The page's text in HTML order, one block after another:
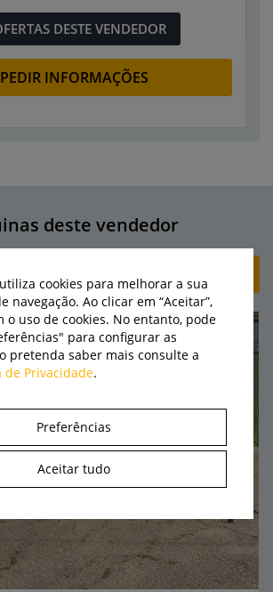
DESTE VENDEDOR
PEDIR INFORMAÇÕES
deste vendedor
+ CRIAR ANÚNCIO
cookies para melhorar a sua
navegação. Ao clicar em “Aceitar”,
o uso de cookies. No entanto, pode
para configurar as
pretenda saber mais consulte a
de Privacidade.
Preferências
Aceitar tudo